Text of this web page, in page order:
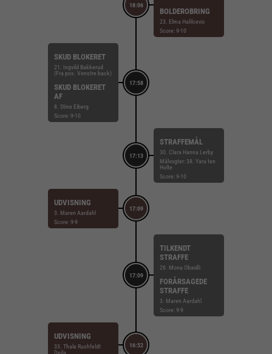
18:06
BOLDEROBRING
23. Elma Halilcevic
Score: 9-10
17:58
SKUD BLOKERET
21. Ingvild Bakkerud
(Fra pos. Venstre back)
SKUD BLOKERET
AF
8. Stine Eiberg
Score: 9-10
17:13
STRAFFEMÅL
30. Clara Hanna Lerby
Målvogter: 38. Yara ten
Holte
Score: 9-10
17:09
UDVISNING
3. Maren Aardahl
Score: 9-9
17:09
TILKENDT
STRAFFE
26. Mona Obaidli
FORÅRSAGEDE
STRAFFE
3. Maren Aardahl
Score: 9-9
16:52
UDVISNING
33. Thale Rushfeldt
Deila